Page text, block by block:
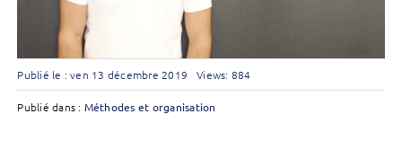
Publié le : ven 13 décembre 2019 Views: 884
Publié dans : Méthodes et organisation